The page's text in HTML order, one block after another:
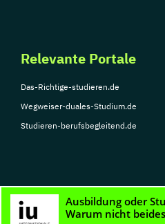
Relevante Portale
Das-Richtige-studieren.de
Wegweiser-duales-Studium.de
Studieren-berufsbegleitend.de
© Copyright 2026, TarGroup Media GmbH